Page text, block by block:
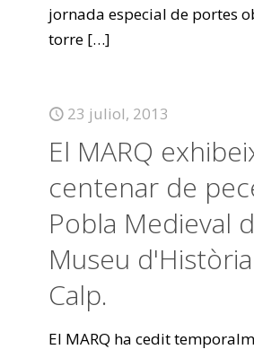
jornada especial de portes
torre […]
23 juliol, 2013
El MARQ
centenar de
Pobla Medieval
Museu
Calp.
El MARQ ha cedit